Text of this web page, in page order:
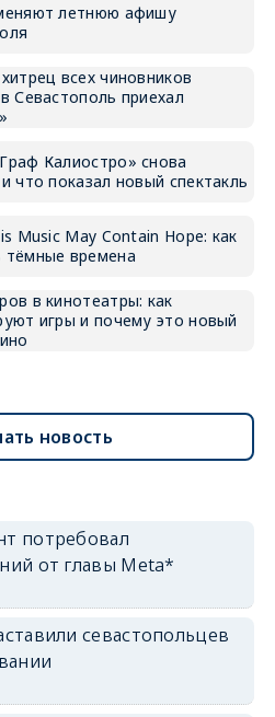
летнюю афишу
всех чиновников
Севастополь приехал
Калиостро» снова
что показал новый спектакль
Music May Contain Hope: как
тёмные времена
в кинотеатры: как
игры и почему это новый
новость
потребовал
от главы Meta*
севастопольцев